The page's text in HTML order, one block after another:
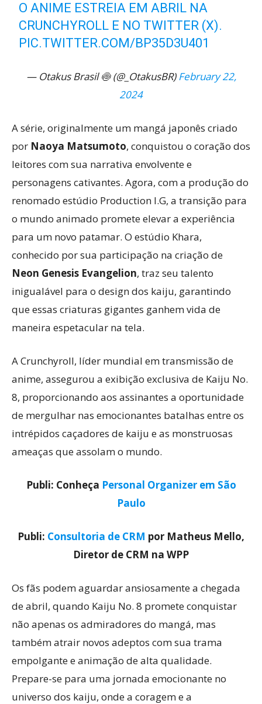
O ANIME ESTREIA EM ABRIL NA
CRUNCHYROLL E NO TWITTER (X).
PIC.TWITTER.COM/BP35D3U401
— Otakus Brasil 🍥 (@_OtakusBR)February 22,
2024
A série, originalmente um mangá japonês criado
por Naoya Matsumoto, conquistou o coração dos
leitores com sua narrativa envolvente e
personagens cativantes. Agora, com a produção do
renomado estúdio Production I.G, a transição para
o mundo animado promete elevar a experiência
para um novo patamar. O estúdio Khara,
conhecido por sua participação na criação de
Neon Genesis Evangelion, traz seu talento
inigualável para o design dos kaiju, garantindo
que essas criaturas gigantes ganhem vida de
maneira espetacular na tela.
A Crunchyroll, líder mundial em transmissão de
anime, assegurou a exibição exclusiva de Kaiju No.
8, proporcionando aos assinantes a oportunidade
de mergulhar nas emocionantes batalhas entre os
intrépidos caçadores de kaiju e as monstruosas
ameaças que assolam o mundo.
Publi: Conheça Personal Organizer em São
Paulo
Publi: Consultoria de CRM por Matheus Mello,
Diretor de CRM na WPP
Os fãs podem aguardar ansiosamente a chegada
de abril, quando Kaiju No. 8 promete conquistar
não apenas os admiradores do mangá, mas
também atrair novos adeptos com sua trama
empolgante e animação de alta qualidade.
Prepare-se para uma jornada emocionante no
universo dos kaiju, onde a coragem e a